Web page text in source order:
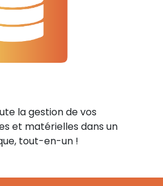
la gestion de vos
et matérielles dans un
tout-en-un !